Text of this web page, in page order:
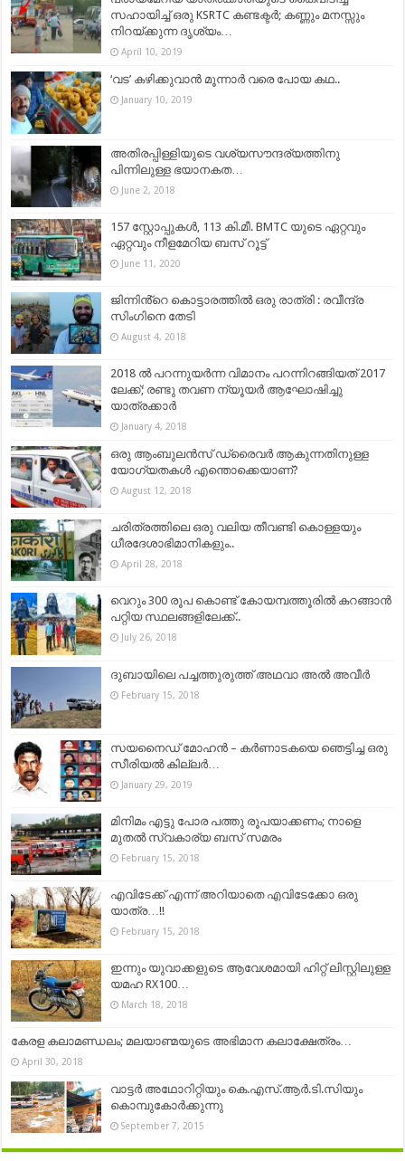
സഹായിച്ച് ഒരു KSRTC കണ്ടക്ടർ; കണ്ണും മനസ്സും
നിറയ്ക്കുന്ന ദൃശ്യം…
April 10, 2019
‘വട’ കഴിക്കുവാൻ മൂന്നാർ വരെ പോയ കഥ..
January 10, 2019
അതിരപ്പിള്ളിയുടെ വശ്യസൗന്ദര്യത്തിനു
പിന്നിലുള്ള ഭയാനകത…
June 2, 2018
157 സ്റ്റോപ്പുകൾ, 113 കി.മീ. BMTC യുടെ ഏറ്റവും
ഏറ്റവും നീളമേറിയ ബസ് റൂട്ട്
June 11, 2020
ജിന്നിൻ്റെ കൊട്ടാരത്തിൽ ഒരു രാത്രി : രവീന്ദ്ര
സിംഗിനെ തേടി
August 4, 2018
2018 ല്‍ പറന്നുയര്‍ന്ന വിമാനം പറന്നിറങ്ങിയത് 2017
ലേക്ക്; രണ്ടു തവണ ന്യൂയര്‍ ആഘോഷിച്ചു
യാത്രക്കാര്‍
January 4, 2018
ഒരു ആംബുലൻസ് ഡ്രൈവർ ആകുന്നതിനുള്ള
യോഗ്യതകൾ എന്തൊക്കെയാണ്?
August 12, 2018
ചരിത്രത്തിലെ ഒരു വലിയ തീവണ്ടി കൊള്ളയും
ധീരദേശാഭിമാനികളും..
April 28, 2018
വെറും 300 രൂപ കൊണ്ട് കോയമ്പത്തൂരില്‍ കറങ്ങാന്‍
പറ്റിയ സ്ഥലങ്ങളിലേക്ക്..
July 26, 2018
ദുബായിലെ പച്ചത്തുരുത്ത് അഥവാ അൽ അവീർ
February 15, 2018
സയനൈഡ് മോഹൻ – കർണാടകയെ ഞെട്ടിച്ച ഒരു
സീരിയൽ കില്ലർ…
January 29, 2019
മിനിമം എട്ടു പോര പത്തു രൂപയാക്കണം; നാളെ
മുതല്‍ സ്വകാര്യ ബസ് സമരം
February 15, 2018
എവിടേക്ക് എന്ന് അറിയാതെ എവിടേക്കോ ഒരു
യാത്ര…!!
February 15, 2018
ഇന്നും യുവാക്കളുടെ ആവേശമായി ഹിറ്റ് ലിസ്റ്റിലുള്ള
യമഹ RX100…
March 18, 2018
കേരള കലാമണ്ഡലം; മലയാണ്മയുടെ അഭിമാന കലാക്ഷേത്രം…
April 30, 2018
വാട്ടര്‍ അഥോറിറ്റിയും കെ.എസ്‌.ആര്‍.ടി.സിയും
കൊമ്പുകോര്‍ക്കുന്നു
September 7, 2015